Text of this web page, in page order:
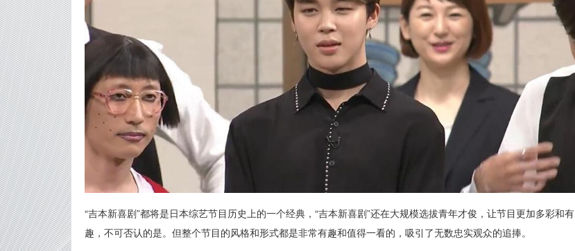
“吉本新喜剧”都将是日本综艺节目历史上的一个经典，“吉本新喜剧”还在大规模选拔青年才俊，让节目更加多彩和有
趣，不可否认的是。但整个节目的风格和形式都是非常有趣和值得一看的，吸引了无数忠实观众的追捧。